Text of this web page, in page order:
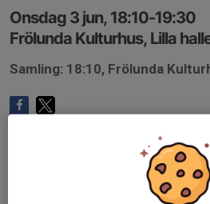
Onsdag 3 jun, 18:10-19:30
Frölunda Kulturhus, Lilla
Samling: 18:10, Frölunda